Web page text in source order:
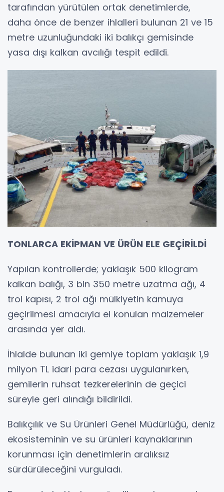
tarafından yürütülen ortak denetimlerde,
daha önce de benzer ihlalleri bulunan 21 ve 15
metre uzunluğundaki iki balıkçı gemisinde
yasa dışı kalkan avcılığı tespit edildi.
TONLARCA EKİPMAN VE ÜRÜN ELE GEÇİRİLDİ
Yapılan kontrollerde; yaklaşık 500 kilogram
kalkan balığı, 3 bin 350 metre uzatma ağı, 4
trol kapısı, 2 trol ağı mülkiyetin kamuya
geçirilmesi amacıyla el konulan malzemeler
arasında yer aldı.
İhlalde bulunan iki gemiye toplam yaklaşık 1,9
milyon TL idari para cezası uygulanırken,
gemilerin ruhsat tezkerelerinin de geçici
süreyle geri alındığı bildirildi.
Balıkçılık ve Su Ürünleri Genel Müdürlüğü, deniz
ekosisteminin ve su ürünleri kaynaklarının
korunması için denetimlerin aralıksız
sürdürüleceğini vurguladı.